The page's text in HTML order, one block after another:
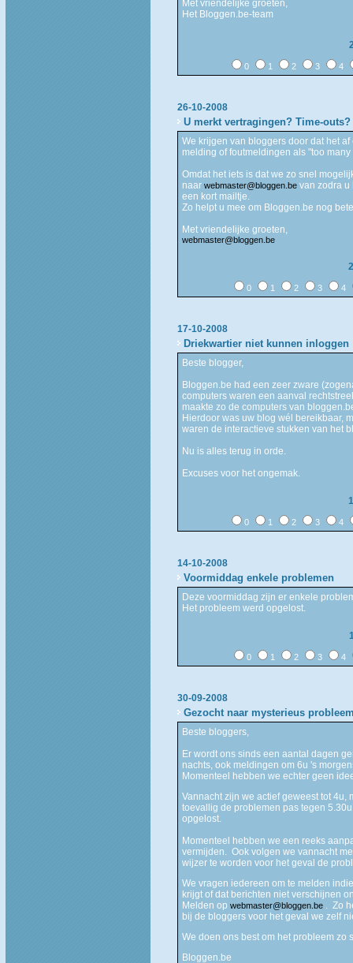
Met vriendelijke groeten,
Het Bloggen.be-team
0 1 2 3 4
26-10-2008
U merkt vertragingen? Time-
We krijgen van bloggers door dat het
melding of foutmeldingen als "too
Omdat het iets is dat we zo snel
naar webmaster@bloggen.be van zodra u
een kort mailtje.
Zo helpt u mee om Bloggen.be nog
Met vriendelijke groeten,
webmaster@bloggen.be
0 1 2 3 4
17-10-2008
Driekwartier niet kunnen inloggen
Beste blogger,
Bloggen.be had een zeer zware
computers waren een aanval
maakte zo de computers van
Hierdoor was uw blog wél bereikbaar,
waren de interactieve stukken van het
Nu is alles terug in orde.
Excuses voor het ongemak.
0 1 2 3 4
14-10-2008
Voormiddag enkele problemen
Deze voormiddag zijn er enkele
Het probleem werd opgelost.
0 1 2 3 4
30-09-2008
Gezocht naar mysterieus
Beste bloggers,
Er wordt ons sinds een aantal dagen
nachts, ook meldingen om 6u 's
Momenteel hebben we echter geen
Vannacht zijn we actief geweest tot
toevallig de problemen pas tegen
opgelost.
Momenteel hebben we een reeks
vermijden. Ook volgen we vannacht
wijzer te worden voor het geval de
We vragen iedereen om te melden
krijgt of dat berichten niet verschijnen
Melden op webmaster@bloggen.be . Zo
bij de bloggers voor het geval we zelf
We doen ons best om het probleem
Bloggen.be